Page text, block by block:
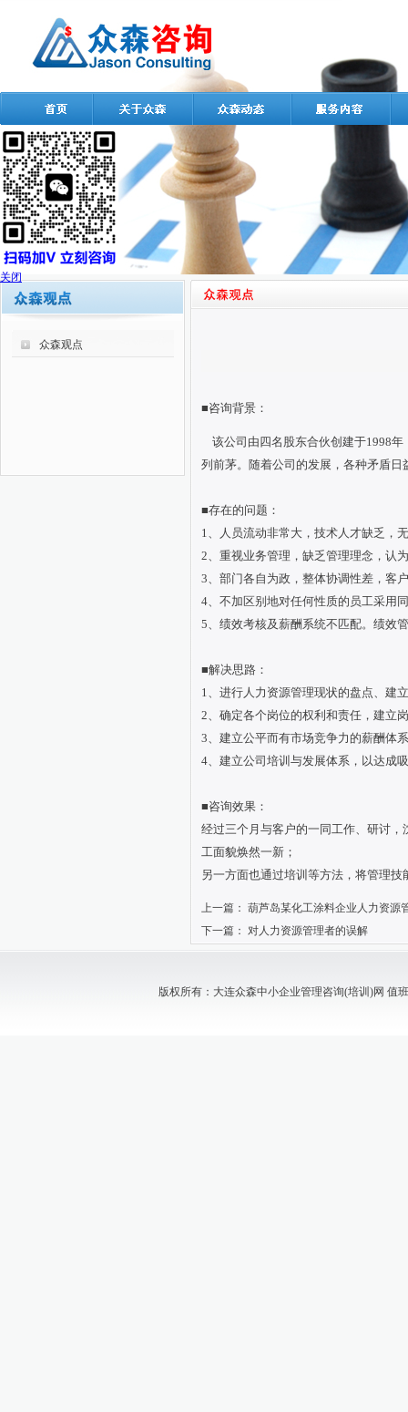
众森观点
■咨询背景：
该公司由四名股东合伙创建于1998年
列前茅。随着公司的发展，各种矛盾
■存在的问题：
1、人员流动非常大，技术人才缺乏，
2、重视业务管理，缺乏管理理念，认
3、部门各自为政，整体协调性差，客
4、不加区别地对任何性质的员工采用
5、绩效考核及薪酬系统不匹配。绩效
■解决思路：
1、进行人力资源管理现状的盘点、建
2、确定各个岗位的权利和责任，建立
3、建立公平而有市场竞争力的薪酬体
4、建立公司培训与发展体系，以达成
■咨询效果：
经过三个月与客户的一同工作、研讨，
工面貌焕然一新；
另一方面也通过培训等方法，将管理
上一篇： 葫芦岛某化工涂料企业人力资源
下一篇： 对人力资源管理者的误解
版权所有：大连众森中小企业管理咨询(培训)网 值
关闭